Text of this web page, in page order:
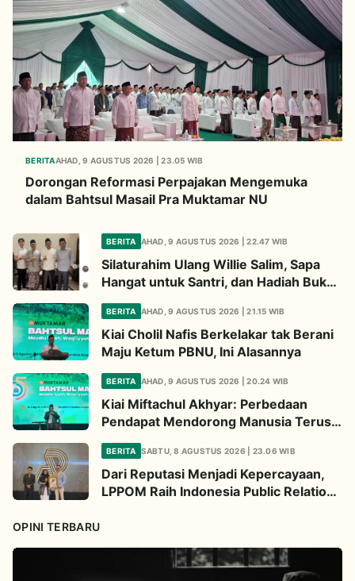
BERITAAHAD, 9 AGUSTUS 2026 | 23.05 WIB
Dorongan Reformasi Perpajakan Mengemuka
dalam Bahtsul Masail Pra Muktamar NU
BERITA AHAD, 9 AGUSTUS 2026 | 22.47 WIB
Silaturahim Ulang Willie Salim, Sapa
Hangat untuk Santri, dan Hadiah Buku
dari Kiai
BERITA AHAD, 9 AGUSTUS 2026 | 21.15 WIB
Kiai Cholil Nafis Berkelakar tak Berani
Maju Ketum PBNU, Ini Alasannya
BERITA AHAD, 9 AGUSTUS 2026 | 20.24 WIB
Kiai Miftachul Akhyar: Perbedaan
Pendapat Mendorong Manusia Terus
Berpikir Cari Solusi
BERITA SABTU, 8 AGUSTUS 2026 | 23.06 WIB
Dari Reputasi Menjadi Kepercayaan,
LPPOM Raih Indonesia Public Relations
OPINI TERBARU